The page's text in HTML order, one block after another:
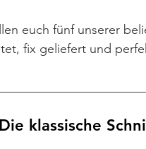
euch fünf unserer
fix geliefert und
klassische